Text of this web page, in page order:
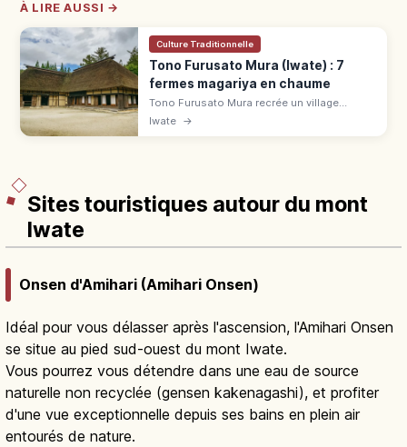
À LIRE AUSSI →
Culture Traditionnelle
Tono Furusato Mura (Iwate) : 7
fermes magariya en chaume
Tono Furusato Mura recrée un village
d'Iwate de l'ère Showa avec 7 fermes
Iwate →
Sites touristiques autour du mont
Iwate
Onsen d'Amihari (Amihari Onsen)
Idéal pour vous délasser après l'ascension, l'Amihari Onsen
se situe au pied sud-ouest du mont Iwate.
Vous pourrez vous détendre dans une eau de source
naturelle non recyclée (gensen kakenagashi), et profiter
d'une vue exceptionnelle depuis ses bains en plein air
entourés de nature.